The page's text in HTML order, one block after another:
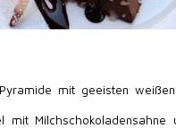
mit geeisten weißen
mit Milchschokoladensahne